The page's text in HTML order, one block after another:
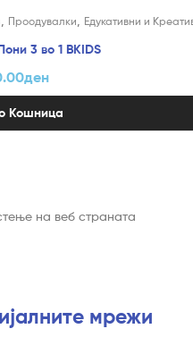
Проодувалки Едукативни и
3 во 1 BKIDS
ден
Кошница
на веб страната
мрежи